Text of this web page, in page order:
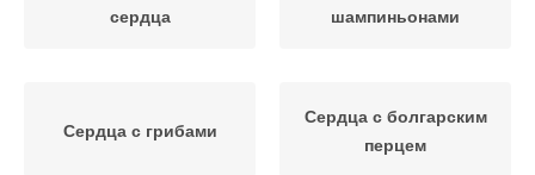
сердца
шампиньонами
Сердца с грибами
Сердца с болгарским
перцем